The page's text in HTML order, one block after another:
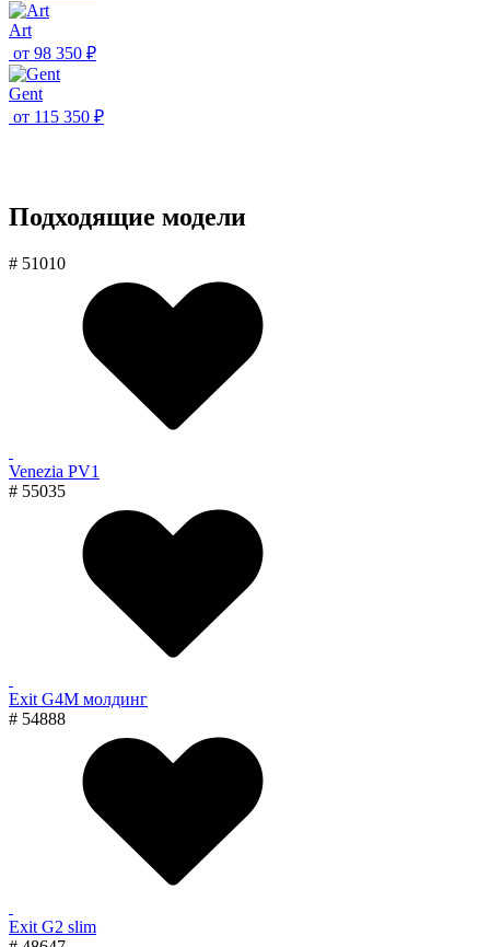
Art
от 98 350 ₽
Gent
от 115 350 ₽
Подходящие модели
# 51010
Venezia PV1
# 55035
Exit G4M молдинг
# 54888
Exit G2 slim